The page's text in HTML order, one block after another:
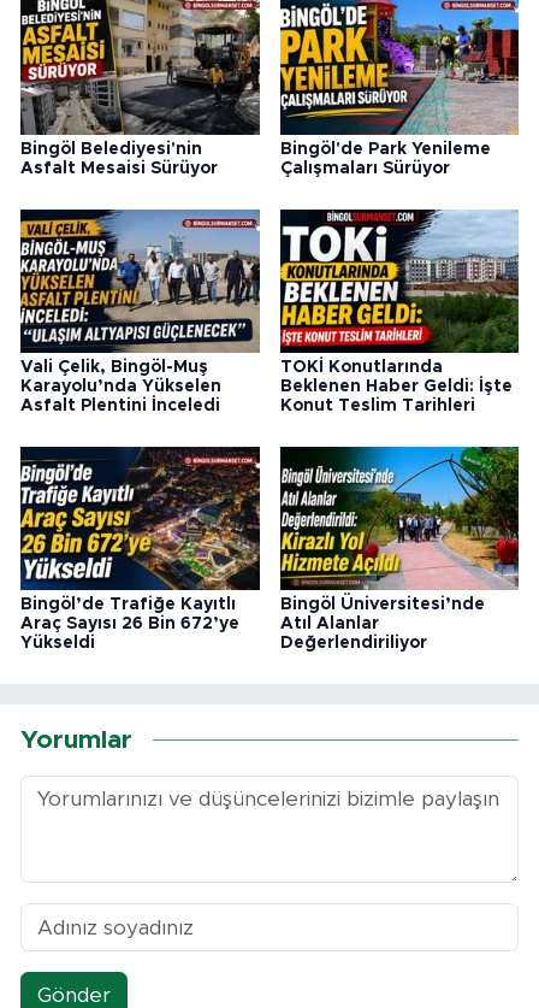
Bingöl Belediyesi'nin
Asfalt Mesaisi Sürüyor
Bingöl'de Park Yenileme
Çalışmaları Sürüyor
Vali Çelik, Bingöl-Muş
Karayolu’nda Yükselen
Asfalt Plentini İnceledi
TOKİ Konutlarında
Beklenen Haber Geldi: İşte
Konut Teslim Tarihleri
Bingöl’de Trafiğe Kayıtlı
Araç Sayısı 26 Bin 672’ye
Yükseldi
Bingöl Üniversitesi’nde
Atıl Alanlar
Değerlendiriliyor
Yorumlar
Gönder